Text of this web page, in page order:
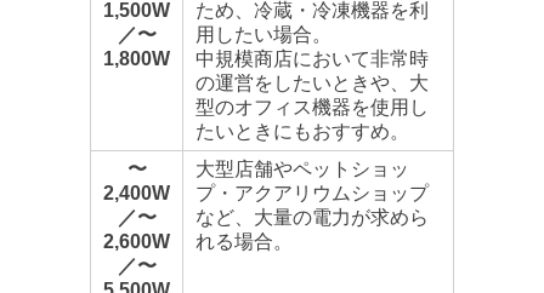
1,500W
／〜
1,800W
ため、冷蔵・冷凍機器を利
用したい場合。
中規模商店において非常時
の運営をしたいときや、大
型のオフィス機器を使用し
たいときにもおすすめ。
〜
2,400W
／〜
2,600W
／〜
大型店舗やペットショッ
プ・アクアリウムショップ
など、大量の電力が求めら
れる場合。